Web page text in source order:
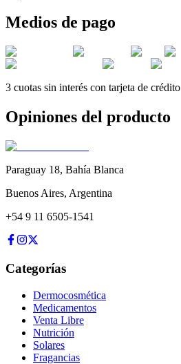
Medios de pago
3 cuotas sin interés con tarjeta de crédito
Opiniones del producto
Paraguay 18, Bahía Blanca
Buenos Aires, Argentina
+54 9 11 6505-1541
Categorías
Dermocosmética
Medicamentos
Venta Libre
Nutrición
Solares
Fragancias